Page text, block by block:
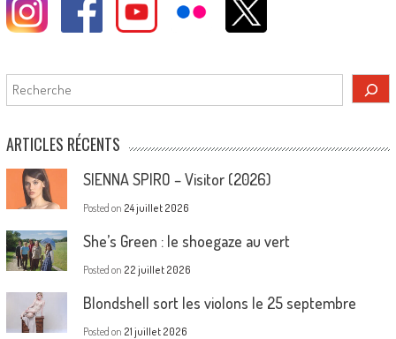
Rechercher
ARTICLES RÉCENTS
SIENNA SPIRO – Visitor (2026)
Posted on 24 juillet 2026
She’s Green : le shoegaze au vert
Posted on 22 juillet 2026
Blondshell sort les violons le 25 septembre
Posted on 21 juillet 2026